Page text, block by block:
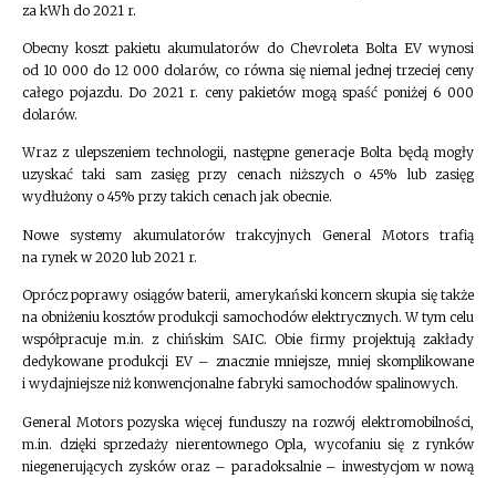
za kWh do 2021 r.
Obecny koszt pakietu akumulatorów do Chevroleta Bolta EV wynosi
od 10 000 do 12 000 dolarów, co równa się niemal jednej trzeciej ceny
całego pojazdu. Do 2021 r. ceny pakietów mogą spaść poniżej 6 000
dolarów.
Wraz z ulepszeniem technologii, następne generacje Bolta będą mogły
uzyskać taki sam zasięg przy cenach niższych o 45% lub zasięg
wydłużony o 45% przy takich cenach jak obecnie.
Nowe systemy akumulatorów trakcyjnych General Motors trafią
na rynek w 2020 lub 2021 r.
Oprócz poprawy osiągów baterii, amerykański koncern skupia się także
na obniżeniu kosztów produkcji samochodów elektrycznych. W tym celu
współpracuje m.in. z chińskim SAIC. Obie firmy projektują zakłady
dedykowane produkcji EV – znacznie mniejsze, mniej skomplikowane
i wydajniejsze niż konwencjonalne fabryki samochodów spalinowych.
General Motors pozyska więcej funduszy na rozwój elektromobilności,
m.in. dzięki sprzedaży nierentownego Opla, wycofaniu się z rynków
niegenerujących zysków oraz – paradoksalnie – inwestycjom w nową